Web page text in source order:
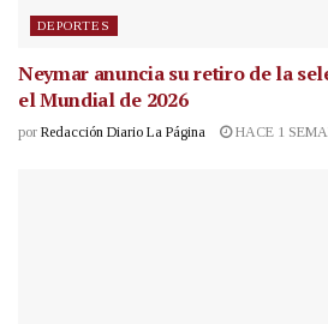
DEPORTES
Neymar anuncia su retiro de la
el Mundial de 2026
por Redacción Diario La Página HACE 1